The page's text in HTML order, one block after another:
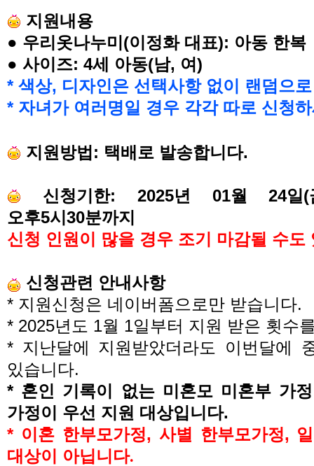
지원내용
● 우리옷나누미 (이정화 대표): 아동 한복
● 사이즈: 4세 아동(남, 여)
* 색상, 디자인은 선택사항 없이 랜덤으
* 자녀가 여러명일 경우 각각 따로 신청
지원방법 : 택배로 발송합니다.
신청기한: 2025년 01월24일 (
오후5시 30분까지
신청 인원이 많을 경우 조기 마감될 수도
신청관련 안내사항
* 지원신청은 네이버폼으로만 받습니다.
* 2025년도 1월 1일부터 지원 받은 횟수
* 지난달에 지원받았더라도 이번달에
있습니다.
* 혼인 기록이 없는 미혼모 미혼부 가
가정이 우선 지원 대상입니다.
* 이혼 한부모가정, 사별 한부모가정,
대상이 아닙니다.